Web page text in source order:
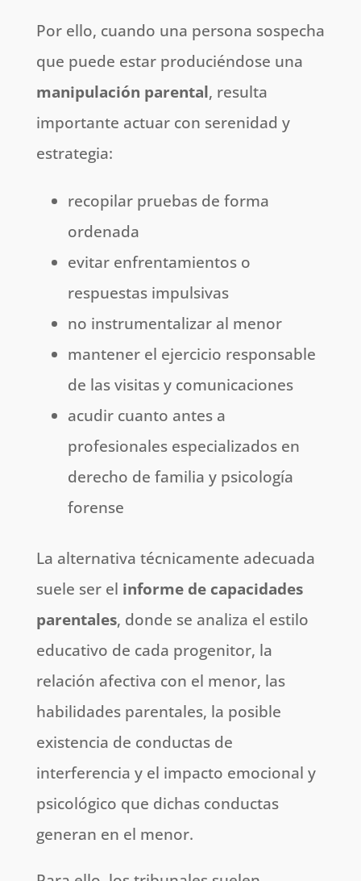
Por ello, cuando una persona sospecha
que puede estar produciéndose una
manipulación parental, resulta
importante actuar con serenidad y
estrategia:
recopilar pruebas de forma
ordenada
evitar enfrentamientos o
respuestas impulsivas
no instrumentalizar al menor
mantener el ejercicio responsable
de las visitas y comunicaciones
acudir cuanto antes a
profesionales especializados en
derecho de familia y psicología
forense
La alternativa técnicamente adecuada
suele ser el informe de capacidades
parentales, donde se analiza el estilo
educativo de cada progenitor, la
relación afectiva con el menor, las
habilidades parentales, la posible
existencia de conductas de
interferencia y el impacto emocional y
psicológico que dichas conductas
generan en el menor.